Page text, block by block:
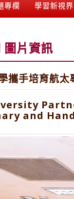
專欄 學習新視界
片資訊
攜手培育航
and